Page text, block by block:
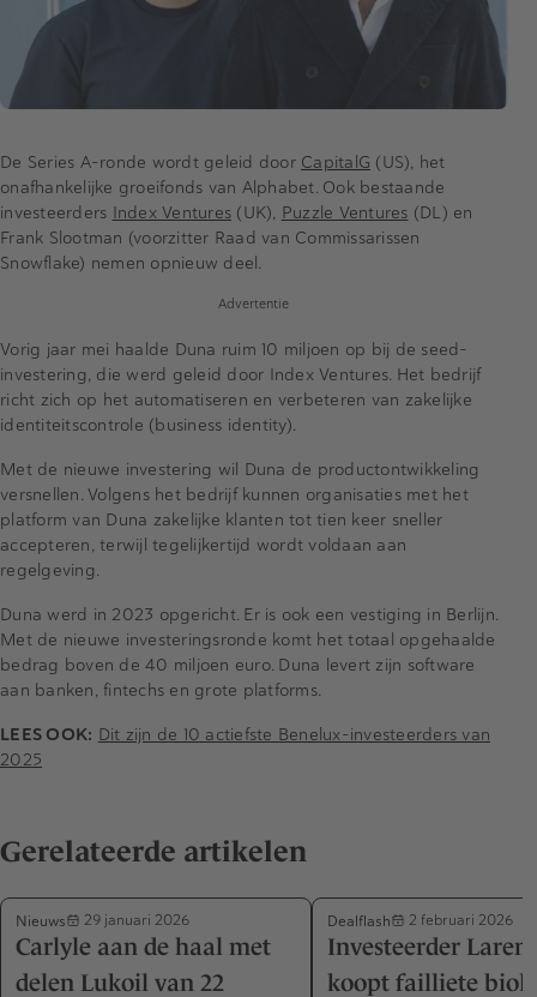
De Series A-ronde wordt geleid door CapitalG (US), het
onafhankelijke groeifonds van Alphabet. Ook bestaande
investeerders Index Ventures (UK), Puzzle Ventures (DL) en
Frank Slootman (voorzitter Raad van Commissarissen
Snowflake) nemen opnieuw deel.
Advertentie
Vorig jaar mei haalde Duna ruim 10 miljoen op bij de seed-
investering, die werd geleid door Index Ventures. Het bedrijf
richt zich op het automatiseren en verbeteren van zakelijke
identiteitscontrole (business identity).
Met de nieuwe investering wil Duna de productontwikkeling
versnellen. Volgens het bedrijf kunnen organisaties met het
platform van Duna zakelijke klanten tot tien keer sneller
accepteren, terwijl tegelijkertijd wordt voldaan aan
regelgeving.
Duna werd in 2023 opgericht. Er is ook een vestiging in Berlijn.
Met de nieuwe investeringsronde komt het totaal opgehaalde
bedrag boven de 40 miljoen euro. Duna levert zijn software
aan banken, fintechs en grote platforms.
LEES OOK: Dit zijn de 10 actiefste Benelux-investeerders van
2025
Gerelateerde artikelen
Nieuws 29 januari 2026
Carlyle aan de haal met
delen Lukoil van 22
Dealflash 2 februari 2026
Investeerder
koopt failliete